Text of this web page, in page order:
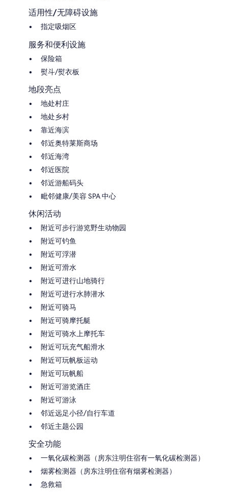
适用性/无障碍设施
指定吸烟区
服务和便利设施
保险箱
熨斗/熨衣板
地段亮点
地处村庄
地处乡村
靠近海滨
邻近奥特莱斯商场
邻近海湾
邻近医院
邻近游船码头
毗邻健康/美容 SPA 中心
休闲活动
附近可步行游览野生动物园
附近可钓鱼
附近可浮潜
附近可滑水
附近可进行山地骑行
附近可进行水肺潜水
附近可骑马
附近可骑摩托艇
附近可骑水上摩托车
附近可玩充气船滑水
附近可玩帆板运动
附近可玩帆船
附近可游览酒庄
附近可游泳
邻近远足小径/自行车道
邻近主题公园
安全功能
一氧化碳检测器（房东注明住宿有一氧化碳检测器）
烟雾检测器（房东注明住宿有烟雾检测器）
急救箱